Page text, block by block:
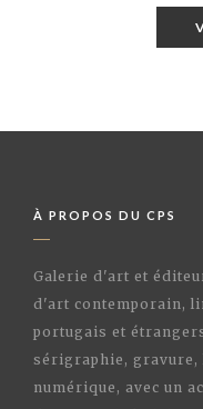
À PROPOS DU CPS
Galerie d'art et
d'art contemporain,
portugais et
sérigraphie,
numérique, avec un